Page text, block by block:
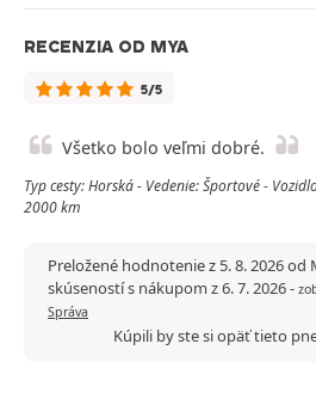
RECENZIA OD MYA
5/5
Všetko bolo veľmi dobré.
Typ cesty: Horská - Vedenie: Športové -
2000 km
Preložené hodnotenie z 5. 8. 2026 od
skúseností s nákupom z 6. 7. 2026-
Správa
Kúpili by ste si opäť tieto